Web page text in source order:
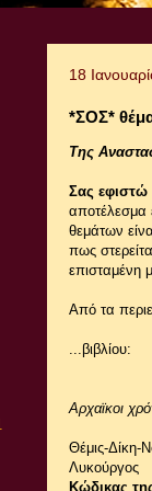
18
*ΣΟΣ*
Της
Σας
αποτέλεσμα
θεμάτων
πως
επισταμένη
Από τα
...βιβλίου:
Αρχαϊκοι
Θέμις-Δίκη-
Λυκούργος
Κώδικας